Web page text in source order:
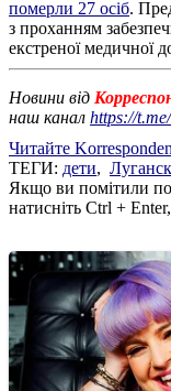
померли 27 осіб.
з проханням
екстреної
Новини від
наш канал https://
Читайте
ТЕГИ: дети, Луганск
Якщо ви помітили
натисніть Ctrl +